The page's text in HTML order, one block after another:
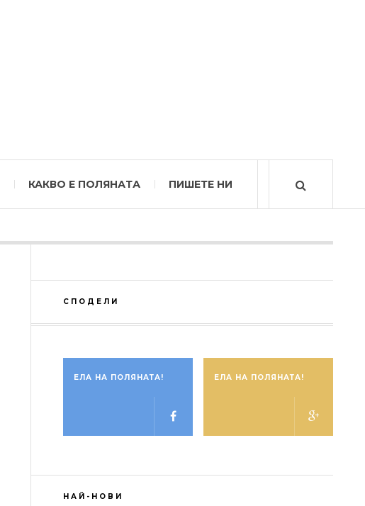
КАКВО Е ПОЛЯНАТА ПИШЕТЕ НИ
СПОДЕЛИ
ЕЛА НА ПОЛЯНАТА! ЕЛА НА ПОЛЯНАТА!
НАЙ-НОВИ